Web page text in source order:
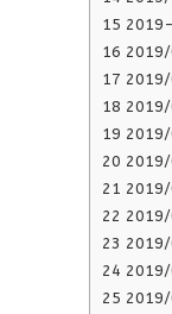
15
16 2019/
17 2019/
18 2019/
19 2019/
20 2019/
21 2019/
22 2019/
23 2019/
24 2019/
25 2019/